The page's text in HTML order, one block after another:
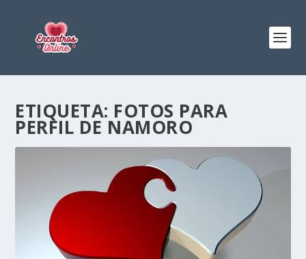
ETIQUETA: FOTOS PARA
PERFIL DE NAMORO